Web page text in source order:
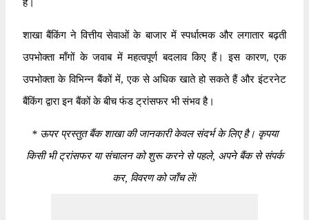
है।
शाखा बैंकिंग ने वित्तीय सेवाओं के बाजार में स्पर्धात्मक और लगातार बढ़ती
उपभोक्ता माँगों के जवाब में महत्वपूर्ण बदलाव किए हैं। इस कारण, एक
उपभोक्ता के विभिन्न बैंकों में, एक से अधिक खाते हो सकते हैं और इंटरनेट
बैंकिंग द्वारा इन बैंकों के बीच फंड ट्रांसफर भी संभव है।
*ऊपर प्रस्तुत बैंक शाखा की जानकारी केवल संदर्भ के लिए है। कृपया
किसी भी ट्रांसफर या संचालन को शुरू करने से पहले, अपने बैंक से संपर्क
कर, विवरण को जाँच लें!